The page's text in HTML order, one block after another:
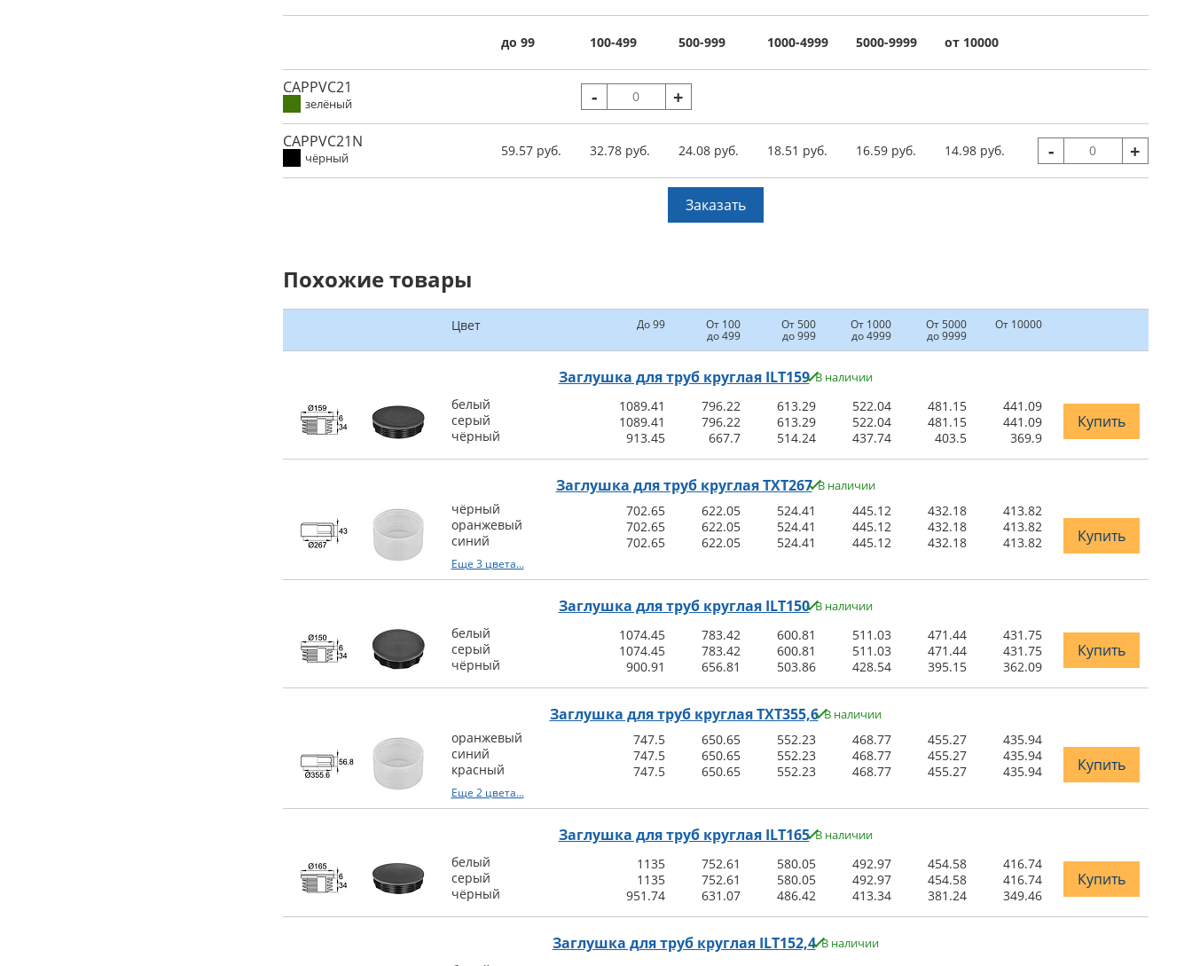
до 99 100-499 500-999 1000-4999 5000-9999 от 10000
CAPPVC21
зелёный - +
CAPPVC21N
чёрный 59.57 руб. 32.78 руб. 24.08 руб. 18.51 руб. 16.59 руб. 14.98 руб. - +
Заказать
Похожие товары
Цвет До 99 От 100
до 499
От 500
до 999
От 1000
до 4999
От 5000
до 9999
От 10000
Заглушка для труб круглая ILT159 В наличии
белый 1089.41 796.22 613.29 522.04 481.15
441.09
серый
1089.41 796.22 613.29 522.04 481.15
441.09
чёрный
913.45 667.7 514.24 437.74 403.5 369.9
Купить
Заглушка для труб круглая TXT267 В наличии
чёрный 702.65 622.05 524.41 445.12 432.18
413.82
оранжевый
702.65 622.05 524.41 445.12 432.18
413.82
синий
702.65 622.05 524.41 445.12 432.18 413.82
Еще 3 цвета...
Купить
Заглушка для труб круглая ILT150 В наличии
белый 1074.45 783.42 600.81 511.03 471.44
431.75
серый
1074.45 783.42 600.81 511.03 471.44
431.75
чёрный
900.91 656.81 503.86 428.54 395.15 362.09
Купить
Заглушка для труб круглая TXT355,6 В наличии
оранжевый 747.5 650.65 552.23 468.77 455.27
435.94
синий
747.5 650.65 552.23 468.77 455.27
435.94
красный
747.5 650.65 552.23 468.77 455.27 435.94
Еще 2 цвета...
Купить
Заглушка для труб круглая ILT165 В наличии
белый 1135 752.61 580.05 492.97 454.58
416.74
серый
1135 752.61 580.05 492.97 454.58
416.74
чёрный
951.74 631.07 486.42 413.34 381.24 349.46
Купить
Заглушка для труб круглая ILT152,4 В наличии